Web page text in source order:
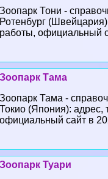
Зоопарк Тони -
Ротенбург
работы, официальный
Зоопарк Тама
Зоопарк Тама -
Токио (Япония):
официальный сайт в
Зоопарк Туари